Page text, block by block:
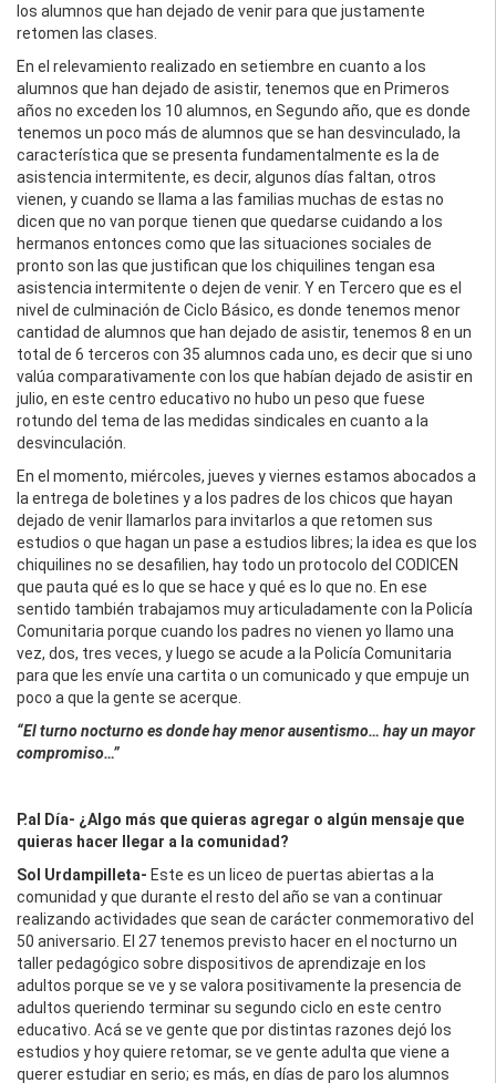
los alumnos que han dejado de venir para que justamente
retomen las clases.
En el relevamiento realizado en setiembre en cuanto a los
alumnos que han dejado de asistir, tenemos que en Primeros
años no exceden los 10 alumnos, en Segundo año, que es donde
tenemos un poco más de alumnos que se han desvinculado, la
característica que se presenta fundamentalmente es la de
asistencia intermitente, es decir, algunos días faltan, otros
vienen, y cuando se llama a las familias muchas de estas no
dicen que no van porque tienen que quedarse cuidando a los
hermanos entonces como que las situaciones sociales de
pronto son las que justifican que los chiquilines tengan esa
asistencia intermitente o dejen de venir. Y en Tercero que es el
nivel de culminación de Ciclo Básico, es donde tenemos menor
cantidad de alumnos que han dejado de asistir, tenemos 8 en un
total de 6 terceros con 35 alumnos cada uno, es decir que si uno
valúa comparativamente con los que habían dejado de asistir en
julio, en este centro educativo no hubo un peso que fuese
rotundo del tema de las medidas sindicales en cuanto a la
desvinculación.
En el momento, miércoles, jueves y viernes estamos abocados a
la entrega de boletines y a los padres de los chicos que hayan
dejado de venir llamarlos para invitarlos a que retomen sus
estudios o que hagan un pase a estudios libres; la idea es que los
chiquilines no se desafilien, hay todo un protocolo del CODICEN
que pauta qué es lo que se hace y qué es lo que no. En ese
sentido también trabajamos muy articuladamente con la Policía
Comunitaria porque cuando los padres no vienen yo llamo una
vez, dos, tres veces, y luego se acude a la Policía Comunitaria
para que les envíe una cartita o un comunicado y que empuje un
poco a que la gente se acerque.
“El turno nocturno es donde hay menor ausentismo… hay un mayor
compromiso…”
P.al Día- ¿Algo más que quieras agregar o algún mensaje que
quieras hacer llegar a la comunidad?
Sol Urdampilleta- Este es un liceo de puertas abiertas a la
comunidad y que durante el resto del año se van a continuar
realizando actividades que sean de carácter conmemorativo del
50 aniversario. El 27 tenemos previsto hacer en el nocturno un
taller pedagógico sobre dispositivos de aprendizaje en los
adultos porque se ve y se valora positivamente la presencia de
adultos queriendo terminar su segundo ciclo en este centro
educativo. Acá se ve gente que por distintas razones dejó los
estudios y hoy quiere retomar, se ve gente adulta que viene a
querer estudiar en serio; es más, en días de paro los alumnos